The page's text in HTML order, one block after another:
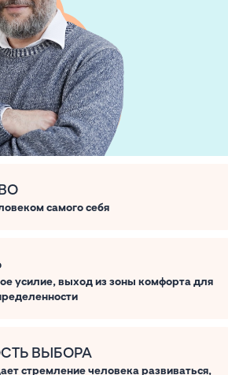
самого себя
усилие, выход из зоны комфорта для
ВЫБОРА
стремление человека развиваться,